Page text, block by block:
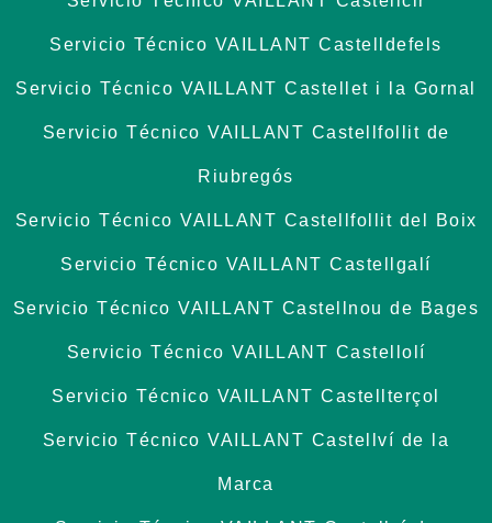
Servicio Técnico VAILLANT Castelldefels
Servicio Técnico VAILLANT Castellet i la Gornal
Servicio Técnico VAILLANT Castellfollit de
Riubregós
Servicio Técnico VAILLANT Castellfollit del Boix
Servicio Técnico VAILLANT Castellgalí
Servicio Técnico VAILLANT Castellnou de Bages
Servicio Técnico VAILLANT Castellolí
Servicio Técnico VAILLANT Castellterçol
Servicio Técnico VAILLANT Castellví de la
Marca